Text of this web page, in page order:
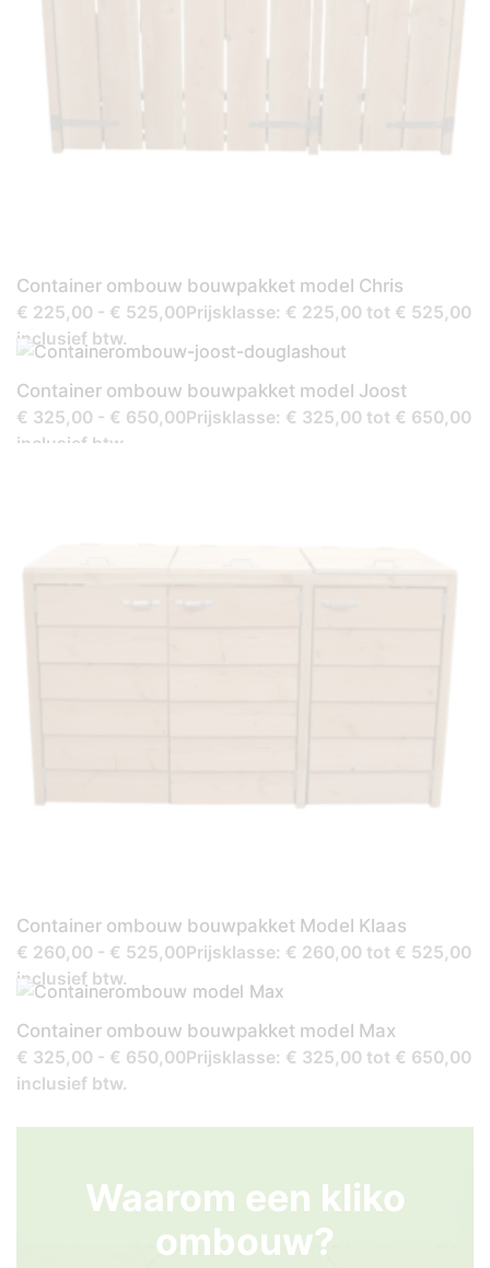
Container ombouw bouwpakket model Chris
€ 225,00 - € 525,00Prijsklasse: € 225,00 tot € 525,00
inclusief btw.
Container ombouw bouwpakket model Joost
€ 325,00 - € 650,00Prijsklasse: € 325,00 tot € 650,00
inclusief btw.
Container ombouw bouwpakket Model Klaas
€ 260,00 - € 525,00Prijsklasse: € 260,00 tot € 525,00
inclusief btw.
Container ombouw bouwpakket model Max
€ 325,00 - € 650,00Prijsklasse: € 325,00 tot € 650,00
inclusief btw.
Waarom een kliko
ombouw?